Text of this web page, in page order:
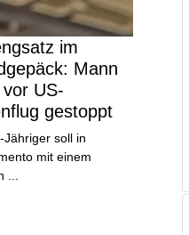
im
Mann
vor US-
gestoppt
Jähriger soll in
mit einem
...